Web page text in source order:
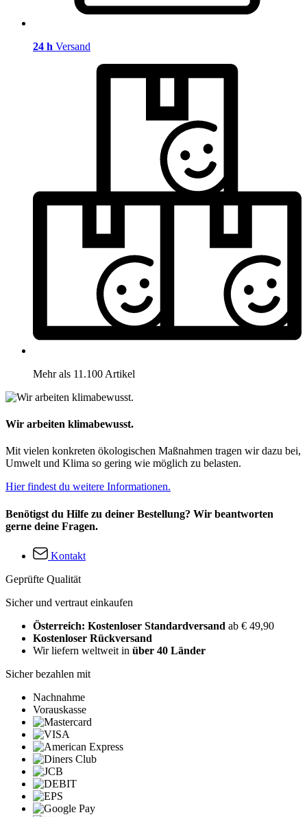
24 h Versand
Mehr als 11.100 Artikel
Wir arbeiten klimabewusst.
Mit vielen konkreten ökologischen Maßnahmen tragen wir dazu bei,
Umwelt und Klima so gering wie möglich zu belasten.
Hier findest du weitere Informationen.
Benötigst du Hilfe zu deiner Bestellung? Wir beantworten
gerne deine Fragen.
Kontakt
Geprüfte Qualität
Sicher und vertraut einkaufen
Österreich: Kostenloser Standardversand ab € 49,90
Kostenloser Rückversand
Wir liefern weltweit in über 40 Länder
Sicher bezahlen mit
Nachnahme
Vorauskasse